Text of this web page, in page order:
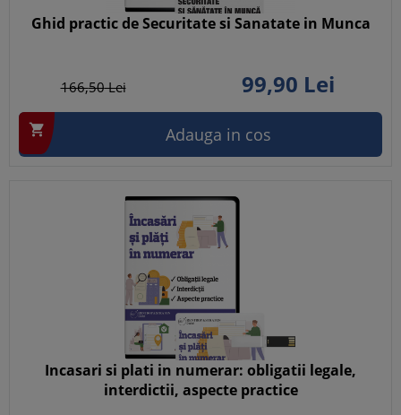
Ghid practic de Securitate si Sanatate in Munca
166,50Lei 99,90 Lei
 Adauga in cos
Incasari si plati in numerar: obligatii legale,
interdictii, aspecte practice